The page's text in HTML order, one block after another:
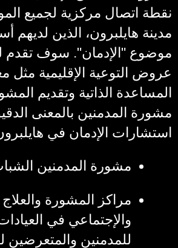
نقطة اتصال مركزية لجميع
مدينة هايلبرون، الذين لديهم
موضوع "الإدمان". سوف تقدم
عروض التوعية الإقليمية مثل
المساعدة الذاتية وتقديم
مشورة المدمنين بالمعنى
استشارات الإدمان في
مشورة المدمنين
مراكز المشورة
والإجتماعي في
للمدمنين والمتعرضين